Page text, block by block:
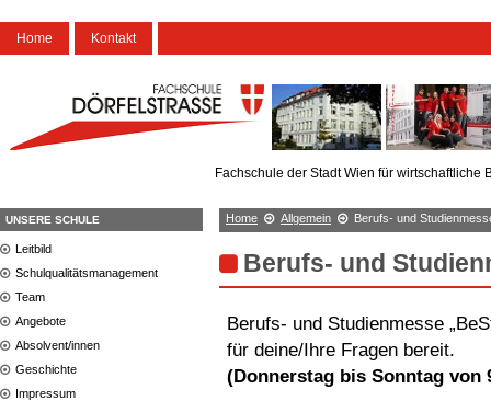
Home Kontakt
Fachschule der Stadt Wien für wirtschaftliche
UNSERE SCHULE
Leitbild
Schulqualitätsmanagement
Team
Angebote
Absolvent/innen
Geschichte
Impressum
Home Allgemein Berufs- und
Berufs- und
Berufs- und Studienmesse
für deine/Ihre Fragen bereit.
(Donnerstag bis Sonntag von